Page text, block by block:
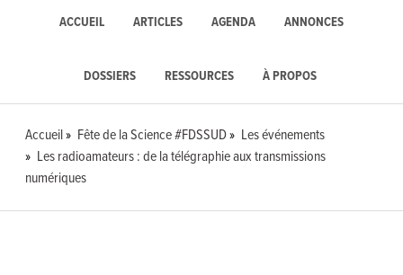
ACCUEIL ARTICLES AGENDA ANNONCES
DOSSIERS RESSOURCES À PROPOS
Accueil Fête de la Science #FDSSUD
Les événements
Les radioamateurs : de la télégraphie aux transmissions
numériques